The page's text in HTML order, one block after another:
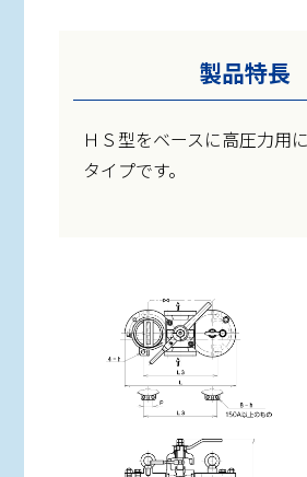
製品特長
ＨＳ型をベースに高圧力用
タイプです。